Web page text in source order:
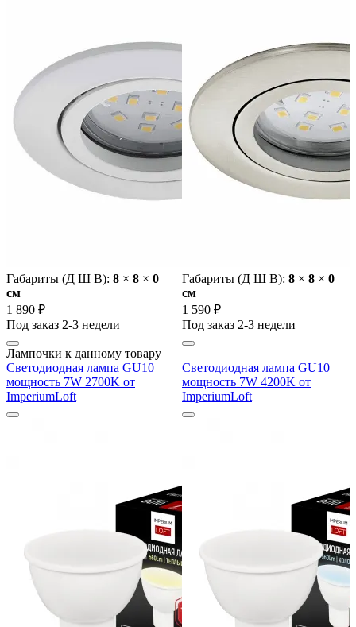
Габариты (Д Ш В): 8 × 8 × 0
cм
1 890 ₽
Под заказ 2-3 недели
Габариты (Д Ш В): 8 × 8 × 0
cм
1 590 ₽
Под заказ 2-3 недели
Лампочки к данному товару
Светодиодная лампа GU10
мощность 7W 2700K от
ImperiumLoft
Светодиодная лампа GU10
мощность 7W 4200K от
ImperiumLoft